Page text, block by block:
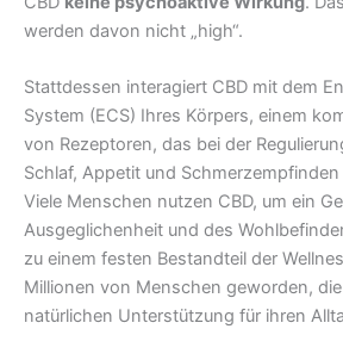
werden davon nicht „high“.
Stattdessen interagiert CBD mit dem
System (ECS) Ihres Körpers, einem
von Rezeptoren, das bei der
Schlaf, Appetit und Schmerzempfinden
Viele Menschen nutzen CBD, um ein
Ausgeglichenheit und des
zu einem festen Bestandteil der
Millionen von Menschen geworden,
natürlichen Unterstützung für ihren